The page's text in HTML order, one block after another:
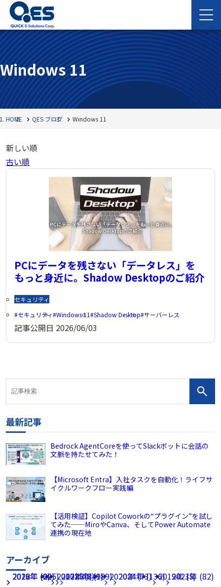
Windows 11
HOME QES ブログ Windows 11
新しい順
古い順
PCにデータを残さない「データレス」を
もっと身近に。Shadow Desktopのご紹介
セキュリティ
セキュリティ Windows 11 Shadow Desktop サーバーレス
記事公開日 2026/06/03
最新記事
Bedrock AgentCoreを使ってSlackボットに会話の
文脈を持たせてみた！
【Microsoft Entra】入社タスクを自動化！ライフサ
イクルワークフロー実践編
【活用検証】Copilot Coworkの“プラグイン”を試し
てみた──MiroやCanva、そしてPower Automate
連携の現在地
アーカイブ
2026年 (225) 2025年 (189) 2024年 (136) 2023年 (82)
2022年 (60) 2021年 (49) 2020年 (73) 2019年 (5)
2018年 (2) 2017年 (8)